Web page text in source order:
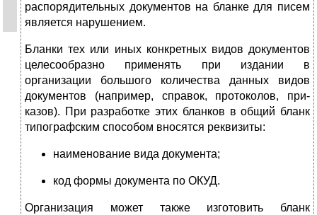
распорядительных документов на бланке для писем
является нарушением.
Бланки тех или иных конкретных видов документов
целесооб­разно применять при издании в
организации большого количества данных видов
документов (например, справок, протоколов, при­
казов). При разработке этих бланков в общий бланк
типографским способом вносятся реквизиты:
наименование вида документа;
код формы документа по ОКУД.
Организация может также изготовить бланк